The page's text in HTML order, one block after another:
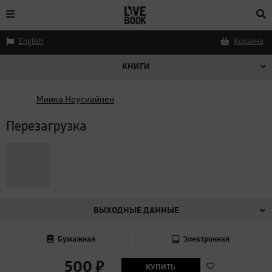
Корзина
English
КНИГИ
Миика Ноусиайнен
Перезагрузка
ВЫХОДНЫЕ ДАННЫЕ
Бумажная Электронная
500 ₽ КУПИТЬ